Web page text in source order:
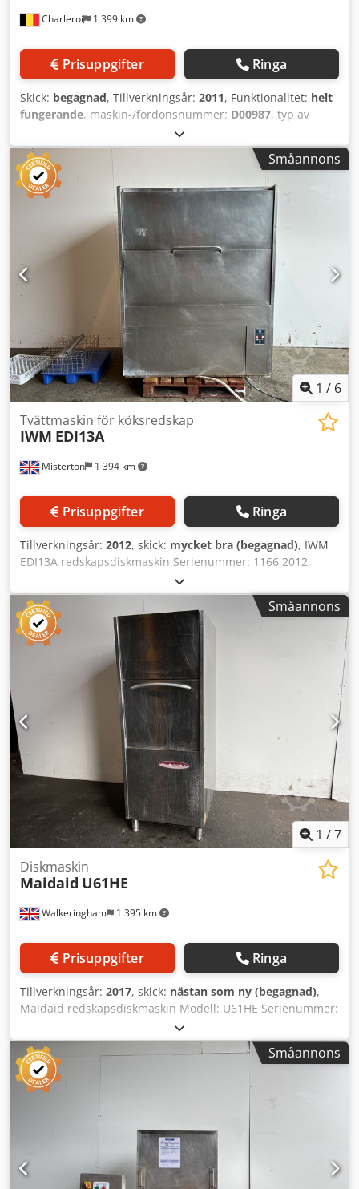
Charleroi 1 399 km
Prisuppgifter Ringa
Skick: begagnad, Tillverkningsår: 2011, Funktionalitet: helt
fungerande, maskin-/fordonsnummer: D00987, typ av
, inspänning:
°C, effekt:50 kW (67,98 hk), ingångsfrekvens:50 Hz,
Utrustning:
, Industriell
tvättmaskin CRETEL / ELIONA INDUSTRIAL WR100.125.190 –
Årsmodell 2011 Dkedpfx Anszpfkwsder Tvättmaskin för
vagnar, plåtar, formar och bakplåtar. Lämplig för vagnar
med måtten upp till 1000x1250x1900 mm. Utrustad med 2
vagnar med behållare.
Småannons
1 / 6
Misterton 1 394 km
Tvättmaskin för köksredskap
IWM EDI13A
Prisuppgifter Ringa
Tillverkningsår: 2012, skick: mycket bra (begagnad), IWM
EDI13A redskapsdiskmaskin Serienummer: 1166 2012,
diskmaskin i rostfritt stål för redskap, idealisk för brickor,
grytor och kastruller. Diskprogram 2 till 10 minuter.
Disktank: 1300 mm L x 700 mm B x 800 mm H. Effekt: 13,7
kW, 3-fas. Dkjdpfoix Ixmex Ander
Småannons
1 /7
Walkeringham 1 395 km
Diskmaskin
Maidaid U61HE
Prisuppgifter Ringa
Tillverkningsår: 2017, skick: nästan som ny (begagnad),
Maidaid redskapsdiskmaskin Modell: U61HE Serienummer:
4319123 2017, tillverkad i rostfritt stål, extra hög och
kraftig fristående diskmaskin avsedd för grytor och
köksredskap. Användbar höjd: 790 mm. Korgar: 500 x 610
mm. Dsdpfxeha U Ete Andjkr
Småannons